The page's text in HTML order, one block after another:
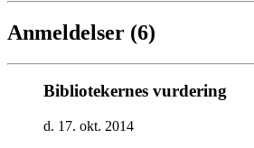
Anmeldelser (6)
Bibliotekernes vurdering
d. 17. okt. 2014